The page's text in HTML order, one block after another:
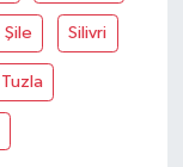
Şile Silivri
Tuzla